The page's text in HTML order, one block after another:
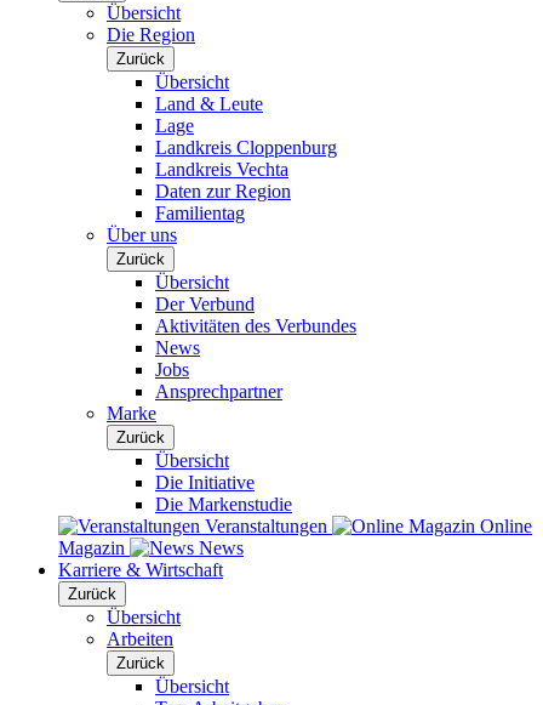
Übersicht
Die Region
Zurück
Übersicht
Land & Leute
Lage
Landkreis Cloppenburg
Landkreis Vechta
Daten zur Region
Familientag
Über uns
Zurück
Übersicht
Der Verbund
Aktivitäten des Verbundes
News
Jobs
Ansprechpartner
Marke
Zurück
Übersicht
Die Initiative
Die Markenstudie
Veranstaltungen
Online
Magazin
News
Karriere & Wirtschaft
Zurück
Übersicht
Arbeiten
Zurück
Übersicht